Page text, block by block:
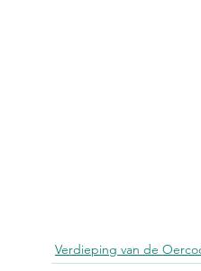
Verdieping van de